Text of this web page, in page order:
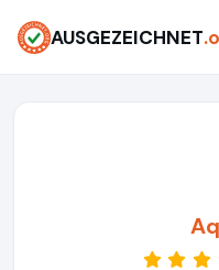
AUSGEZEICHNET